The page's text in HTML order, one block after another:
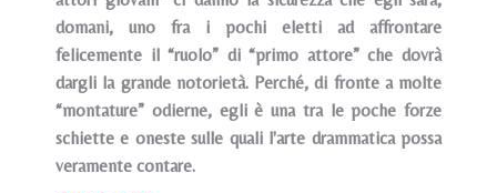
domani, uno fra i pochi eletti ad affrontare
felicemente il “ruolo” di “primo attore” che dovrà
dargli la grande notorietà. Perché, di fronte a molte
“montature” odierne, egli è una tra le poche forze
schiette e oneste sulle quali l'arte drammatica possa
veramente contare.